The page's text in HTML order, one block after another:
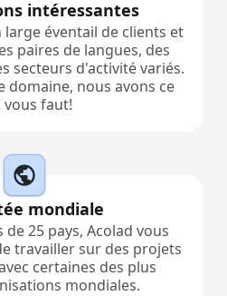
intéressantes
large éventail de clients et
paires de langues, des
secteurs d'activité variés.
domaine, nous avons ce
vous faut!
mondiale
25 pays, Acolad vous
travailler sur des projets
certaines des plus
mondiales.